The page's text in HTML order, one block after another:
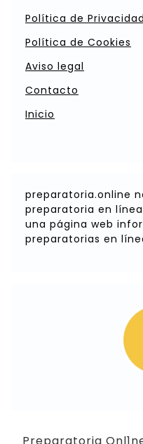
Política de Privacidad
Política de Cookies
Aviso legal
Contacto
Inicio
preparatoria.online
preparatoria en
una página web
preparatorias en